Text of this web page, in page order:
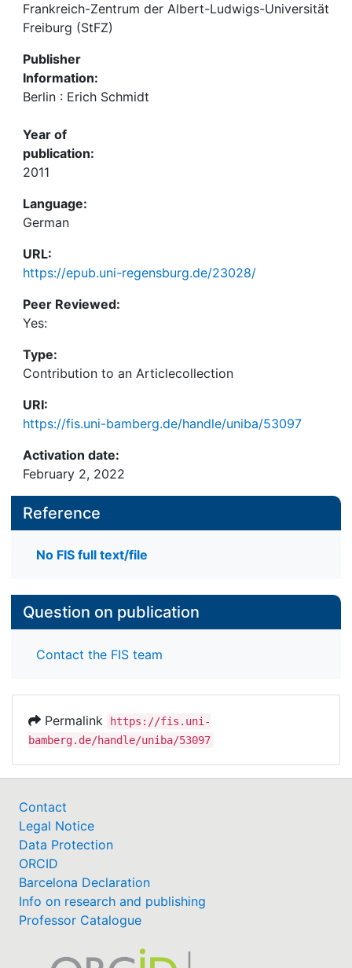
Frankreich-Zentrum der Albert-Ludwigs-Universität
Freiburg (StFZ)
Publisher
Information:
Berlin : Erich Schmidt
Year of
publication:
2011
Language:
German
URL:
https://epub.uni-regensburg.de/23028/
Peer Reviewed:
Yes:
Type:
Contribution to an Articlecollection
URI:
https://fis.uni-bamberg.de/handle/uniba/53097
Activation date:
February 2, 2022
Reference
No FIS full text/file
Question on publication
Contact the FIS team
Permalink
https://fis.uni-
bamberg.de/handle/uniba/53097
Contact
Legal Notice
Data Protection
ORCID
Barcelona Declaration
Info on research and publishing
Professor Catalogue